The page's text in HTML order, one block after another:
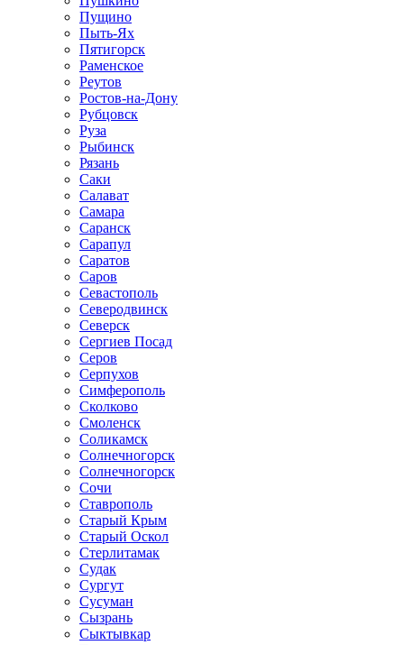
Пущино
Пыть-Ях
Пятигорск
Раменское
Реутов
Ростов-на-Дону
Рубцовск
Руза
Рыбинск
Рязань
Саки
Салават
Самара
Саранск
Сарапул
Саратов
Саров
Севастополь
Северодвинск
Северск
Сергиев Посад
Серов
Серпухов
Симферополь
Сколково
Смоленск
Соликамск
Солнечногорск
Солнечногорск
Сочи
Ставрополь
Старый Крым
Старый Оскол
Стерлитамак
Судак
Сургут
Сусуман
Сызрань
Сыктывкар